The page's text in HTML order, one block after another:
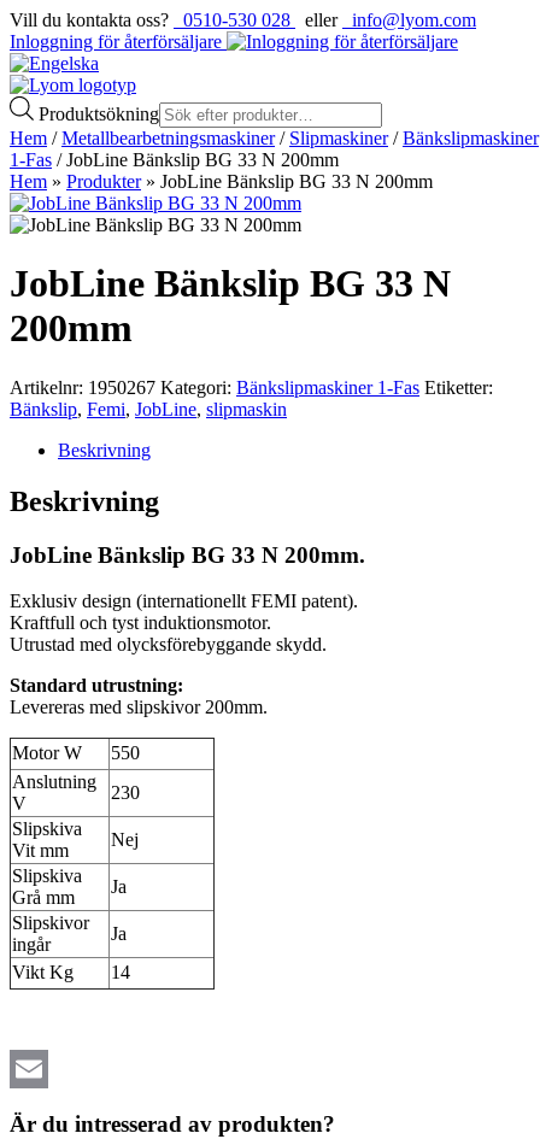
Vill du kontakta oss? 0510-530 028 eller
info@lyom.com
Inloggning för återförsäljare
Produktsökning
Hem /Metallbearbetningsmaskiner/ Slipmaskiner/Bänkslipmaskiner
1-Fas / JobLine Bänkslip BG 33 N 200mm
Hem » Produkter» JobLine Bänkslip BG 33 N 200mm
JobLine Bänkslip BG 33 N
200mm
Artikelnr: 1950267 Kategori: Bänkslipmaskiner 1-Fas Etiketter:
Bänkslip, Femi, JobLine, slipmaskin
Beskrivning
Beskrivning
JobLine Bänkslip BG 33 N 200mm.
Exklusiv design (internationellt FEMI patent).
Kraftfull och tyst induktionsmotor.
Utrustad med olycksförebyggande skydd.
Standard utrustning:
Levereras med slipskivor 200mm.
Motor W
550
Anslutning
V
230
Slipskiva
Vit mm
Nej
Slipskiva
Grå mm
Ja
Slipskivor
ingår
Ja
Vikt Kg
14
Email
Är du intresserad av produkten?